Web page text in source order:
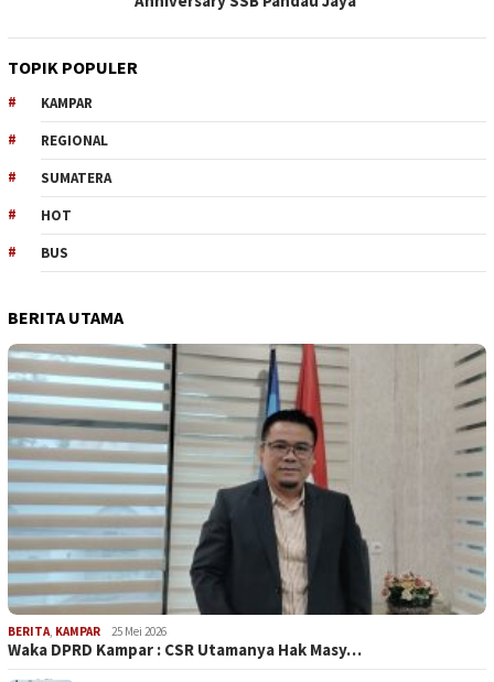
TOPIK POPULER
KAMPAR
REGIONAL
SUMATERA
HOT
BUS
BERITA UTAMA
BERITA, KAMPAR 25 Mei 2026
Waka DPRD Kampar : CSR Utamanya Hak Masy…